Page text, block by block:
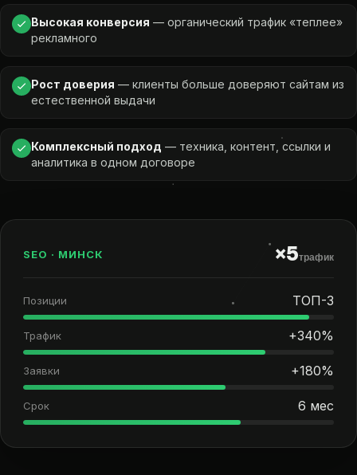
Высокая конверсия — органический трафик «теплее»
рекламного
Рост доверия — клиенты больше доверяют сайтам из
естественной выдачи
Комплексный подход — техника, контент, ссылки и
аналитика в одном договоре
SEO · МИНСК ×5трафик
Позиции ТОП-3
Трафик +340%
Заявки +180%
Срок 6 мес